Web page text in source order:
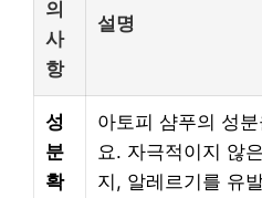
의
사
항
설명
성
분
확
아토피 샴푸의 성
요. 자극적이지 않
지, 알레르기를 유